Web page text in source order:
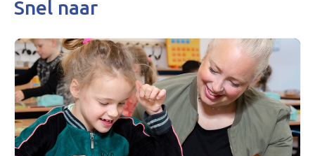
Snel naar